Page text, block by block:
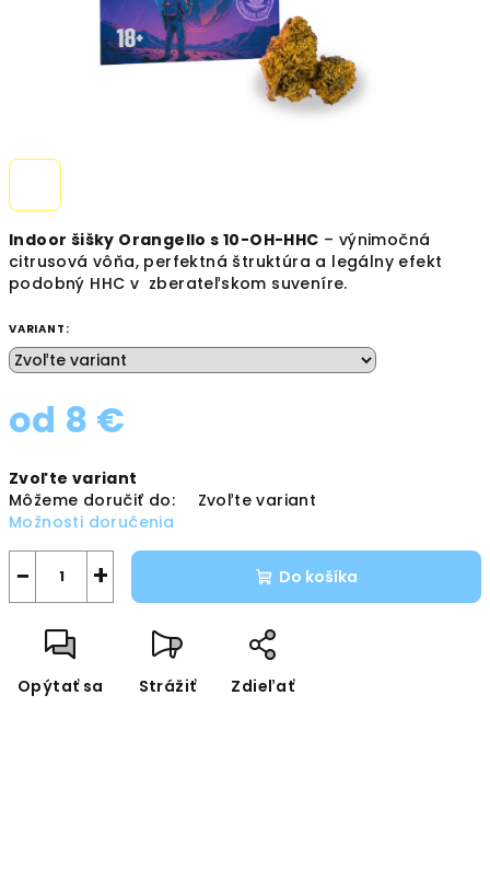
Indoor šišky Orangello s 10-OH-HHC – výnimočná
citrusová vôňa, perfektná štruktúra a legálny efekt
podobný HHC v zberateľskom suveníre.
VARIANT:
od 8 €
cena:
Zvoľte variant
Môžeme doručiť do:
Zvoľte variant
Možnosti doručenia
+
− Do košíka
Opýtať sa Strážiť Zdieľať